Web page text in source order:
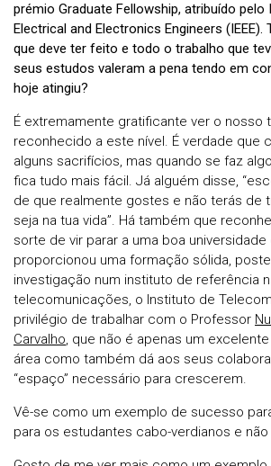
prémio Graduate Fellowship, atribuído
Electrical and Electronics Engineers
que deve ter feito e todo o trabalho que
seus estudos valeram a pena tendo em
hoje atingiu?
É extremamente gratificante ver o nosso
reconhecido a este nível. É verdade que
alguns sacrifícios, mas quando se faz
fica tudo mais fácil. Já alguém disse,
de que realmente gostes e não terás de
seja na tua vida”. Há também que
sorte de vir parar a uma boa universidade
proporcionou uma formação sólida,
investigação num instituto de referência
telecomunicações, o Instituto de
privilégio de trabalhar com o Professor
Carvalho, que não é apenas um
área como também dá aos seus
“espaço” necessário para crescerem.
Vê-se como um exemplo de sucesso
para os estudantes cabo-verdianos e não